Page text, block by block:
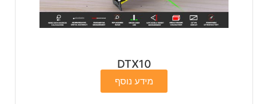
DTX10
מידע נוסף